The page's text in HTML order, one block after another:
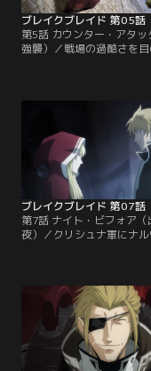
ブレイクブレイド 第05話
第5話 カウンター・アタッ
強襲）／戦場の過酷さを
る道を選択する。クリシュ
ルフィングという強大な力
方、アテネスで動き始め
天才”ボルキュス将軍。そ
ィを失ったクレオらワル
隊の攻撃第三波が…。
ブレイクブレイド 第07話
第7話 ナイト・ビフォア（
夜）／クリシュナ軍にナ
ずった機体を易々と乗りこ
ルグは、バルド将軍の息子
り“味方殺し”として投獄さ
った。ライガット、ホズル
ンらそれぞれの想いが募
一刻、ボルキュスとの対決